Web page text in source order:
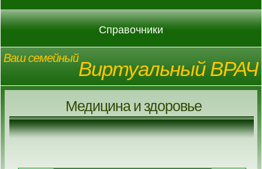
Справочники
Ваш семейныйВиртуальный ВРАЧ
Медицина и здоровье